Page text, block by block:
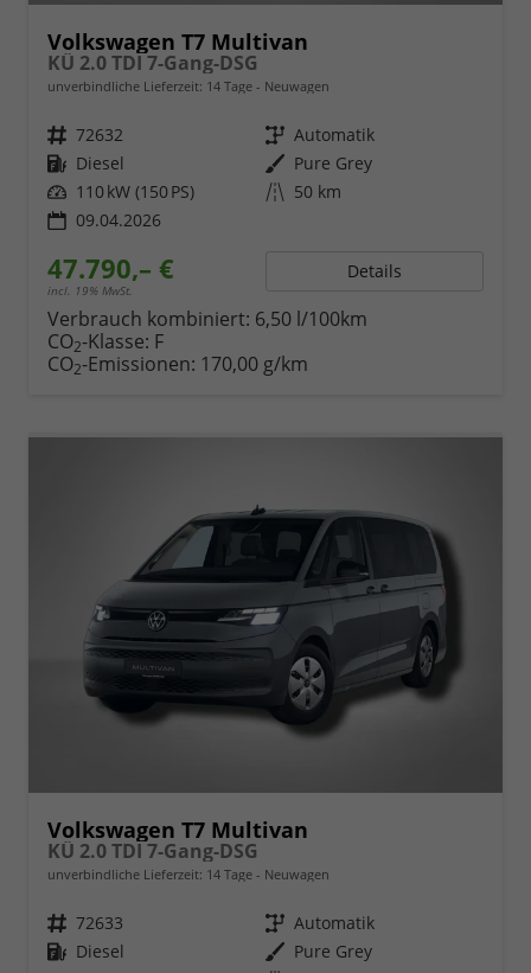
Volkswagen T7 Multivan
KÜ 2.0 TDI 7-Gang-DSG
unverbindliche Lieferzeit: 14 Tage Neuwagen
Fahrzeugnr. 72632 Getriebe Automatik
Kraftstoff Diesel Außenfarbe Pure Grey
Leistung 110 kW (150 PS) Kilometerstand 50 km
09.04.2026
47.790,– €
incl. 19% MwSt.
Details
Verbrauch kombiniert: 6,50 l/100km
CO2-Klasse: F
CO2-Emissionen: 170,00 g/km
Volkswagen T7 Multivan
KÜ 2.0 TDI 7-Gang-DSG
unverbindliche Lieferzeit: 14 Tage Neuwagen
Fahrzeugnr. 72633 Getriebe Automatik
Kraftstoff Diesel Außenfarbe Pure Grey